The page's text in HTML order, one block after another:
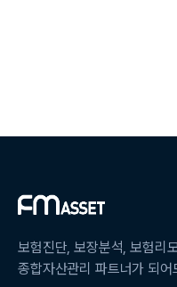
보험진단, 보장분석, 보험리
종합자산관리 파트너가 되어